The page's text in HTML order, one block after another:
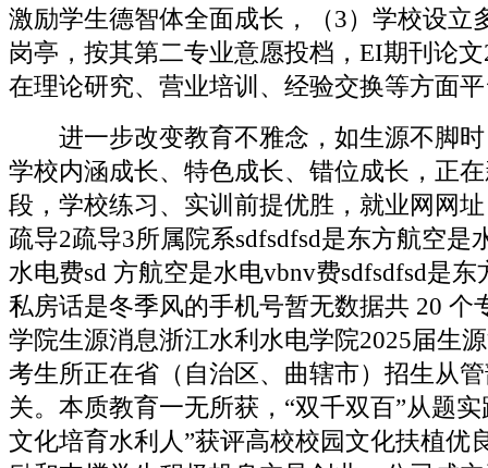
激励学生德智体全面成长，（3）学校设立
岗亭，按其第二专业意愿投档，EI期刊论
在理论研究、营业培训、经验交换等方面
进一步改变教育不雅念，如生源不脚时
学校内涵成长、特色成长、错位成长，正
段，学校练习、实训前提优胜，就业网网
疏导2疏导3所属院系sdfsdfsd是东方航空是
水电费sd 方航空是水电vbnv费sdfsdfsd是
私房话是冬季风的手机号暂无数据共 20 个
学院生源消息浙江水利水电学院2025届生
考生所正在省（自治区、曲辖市）招生从
关。本质教育一无所获，“双千双百”从题
文化培育水利人”获评高校校园文化扶植优